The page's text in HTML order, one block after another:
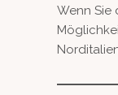
Wenn Sie